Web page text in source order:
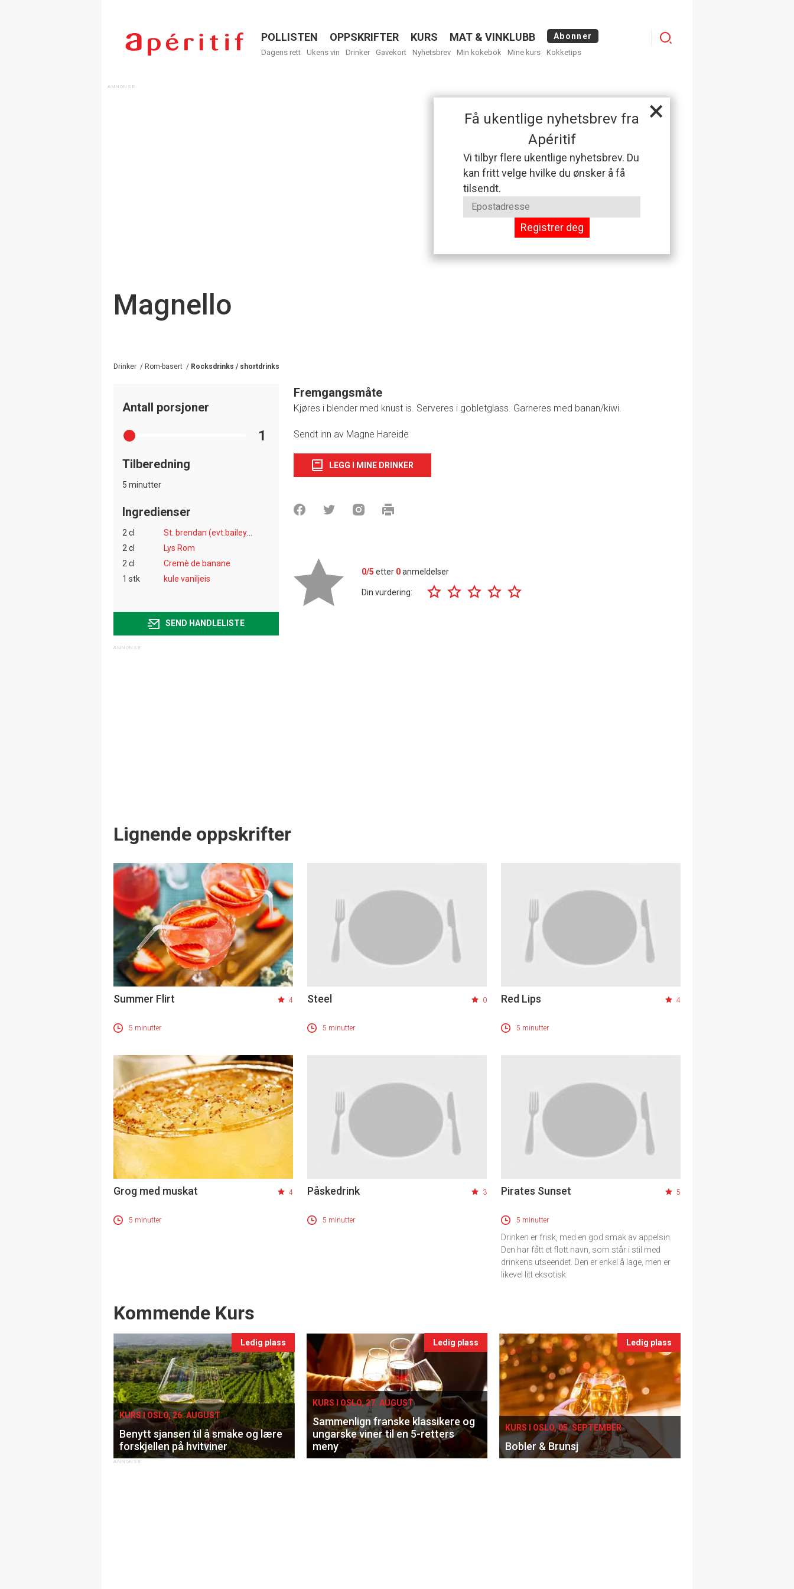
Menu
POLLISTEN OPPSKRIFTER KURS MAT & VINKLUBB Abonner
Dagens rett Ukens vin Drinker Gavekort Nyhetsbrev Min kokebok Mine kurs Kokketips
Logg
×
Få ukentlige nyhetsbrev fra
Apéritif
Vi tilbyr flere ukentlige nyhetsbrev. Du
kan fritt velge hvilke du ønsker å få
tilsendt.
Registrer deg
Magnello
Drinker / Rom-basert / Rocksdrinks / shortdrinks
Antall porsjoner
1
Tilberedning
5 minutter
Ingredienser
2 cl
2 cl
Lys Rom
2 cl
Cremè de banane
1 stk
kule vaniljeis
SEND HANDLELISTE
Fremgangsmåte
Kjøres i blender med knust is. Serveres i gobletglass. Garneres med banan/kiwi.
Sendt inn av Magne Hareide
LEGG I MINE DRINKER
0/5 etter 0anmeldelser
Din vurdering:
Lignende oppskrifter
Summer Flirt 4
5 minutter
Steel 0
5 minutter
Red Lips 4
5 minutter
Grog med muskat 4
5 minutter
Påskedrink 3
5 minutter
Pirates Sunset 5
5 minutter
Drinken er frisk, med en god smak av appelsin.
Den har fått et flott navn, som står i stil med
drinkens utseendet. Den er enkel å lage, men er
likevel litt eksotisk.
Events
Kommende Kurs
Ledig plass
KURS I OSLO, 26. AUGUST
Benytt sjansen til å smake og lære
forskjellen på hvitviner
Ledig plass
KURS I OSLO, 27. AUGUST
Sammenlign franske klassikere og
ungarske viner til en 5-retters
meny
Ledig plass
KURS I OSLO, 05. SEPTEMBER
Bobler & Brunsj